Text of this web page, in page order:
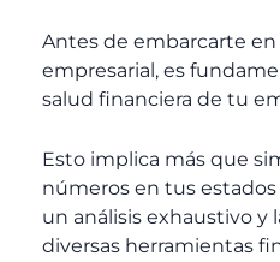
Antes de embarcarte
empresarial, es
salud financiera de tu
Esto implica más que
números en tus
un análisis exhaustivo y
diversas herramientas